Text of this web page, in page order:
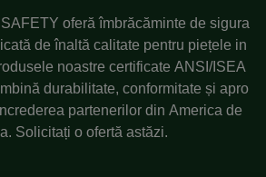
oferă îmbrăcăminte de sigura
de înaltă calitate pentru piețele in
noastre certificate ANSI/ISEA
durabilitate, conformitate și apro
partenerilor din America de
Solicitați o ofertă astăzi.